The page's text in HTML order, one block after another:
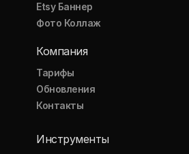
Etsy Баннер
Фото Коллаж
Компания
Тарифы
Обновления
Контакты
Инструменты